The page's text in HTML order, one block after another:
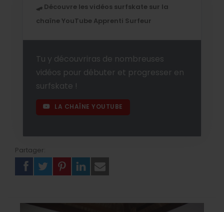
🛹 Découvre les vidéos surfskate sur la
chaîne YouTube Apprenti Surfeur
Tu y découvriras de nombreuses
vidéos pour débuter et progresser en
surfskate !
LA CHAÎNE YOUTUBE
Partager: